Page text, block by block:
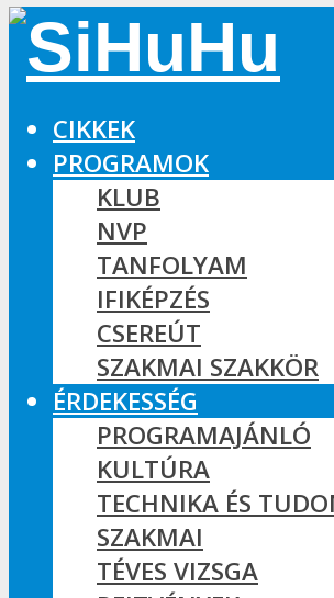
CIKKEK
PROGRAMOK
KLUB
NVP
TANFOLYAM
IFIKÉPZÉS
CSEREÚT
SZAKMAI SZAKKÖR
ÉRDEKESSÉG
PROGRAMAJÁNLÓ
KULTÚRA
TECHNIKA ÉS
SZAKMAI
TÉVES VIZSGA